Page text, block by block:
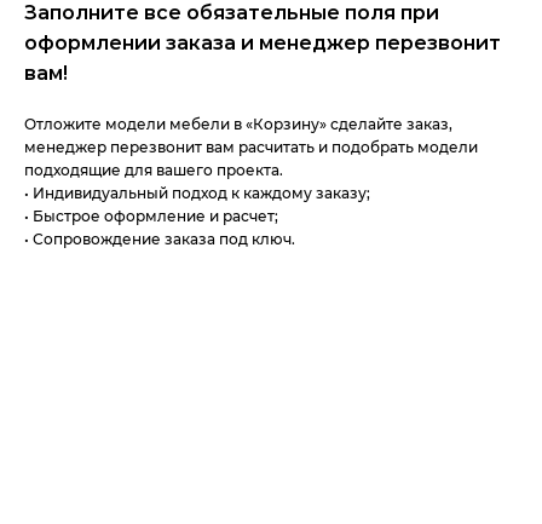
Заполните все обязательные поля при
оформлении заказа и менеджер перезвонит
вам!
Отложите модели мебели в «Корзину» сделайте заказ,
менеджер перезвонит вам расчитать и подобрать модели
подходящие для вашего проекта.
• Индивидуальный подход к каждому заказу;
• Быстрое оформление и расчет;
• Сопровождение заказа под ключ.